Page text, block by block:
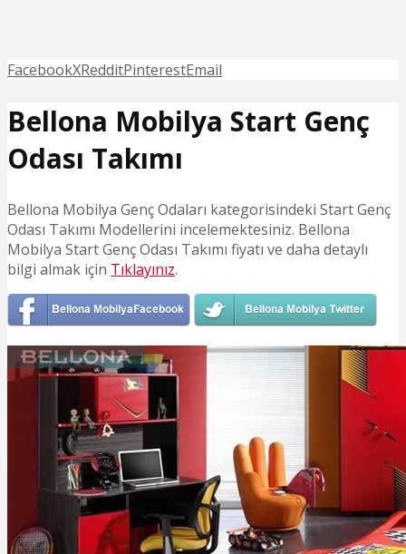
FacebookXRedditPinterestEmail
Bellona Mobilya Start Genç
Odası Takımı
Bellona Mobilya Genç Odaları kategorisindeki Start Genç
Odası Takımı Modellerini incelemektesiniz. Bellona
Mobilya Start Genç Odası Takımı fiyatı ve daha detaylı
bilgi almak için Tıklayınız.